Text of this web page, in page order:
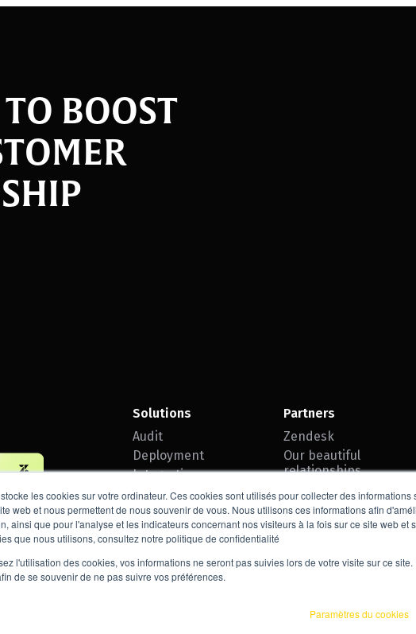
les cookies sur votre ordinateur. Ces cookies sont utilisés pour collecter des
web et nous permettent de nous souvenir de vous. Nous utilisons ces informations afin
ainsi que pour l'analyse et les indicateurs concernant nos visiteurs à la fois sur ce site web et
que nous utilisons, consultez notre politique de confidentialité
l'utilisation des cookies, vos informations ne seront pas suivies lors de votre visite sur ce
de se souvenir de ne pas suivre vos préférences.
Paramètres du cookies
BOOST
Solutions
Audit
Deployment
Integration
Personalization
Success
Partners
Zendesk
Our beautiful
relationships
Team SEIF
Contact